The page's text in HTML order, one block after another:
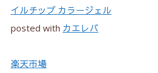
イルチップ カラージェル
posted with カエレバ
楽天市場